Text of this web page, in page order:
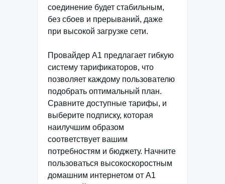
соединение будет стабильным,
без сбоев и прерываний, даже
при высокой загрузке сети.
Провайдер А1 предлагает гибкую
систему тарификаторов, что
позволяет каждому пользователю
подобрать оптимальный план.
Сравните доступные тарифы, и
выберите подписку, которая
наилучшим образом
соответствует вашим
потребностям и бюджету. Начните
пользоваться высокоскоростным
домашним интернетом от А1